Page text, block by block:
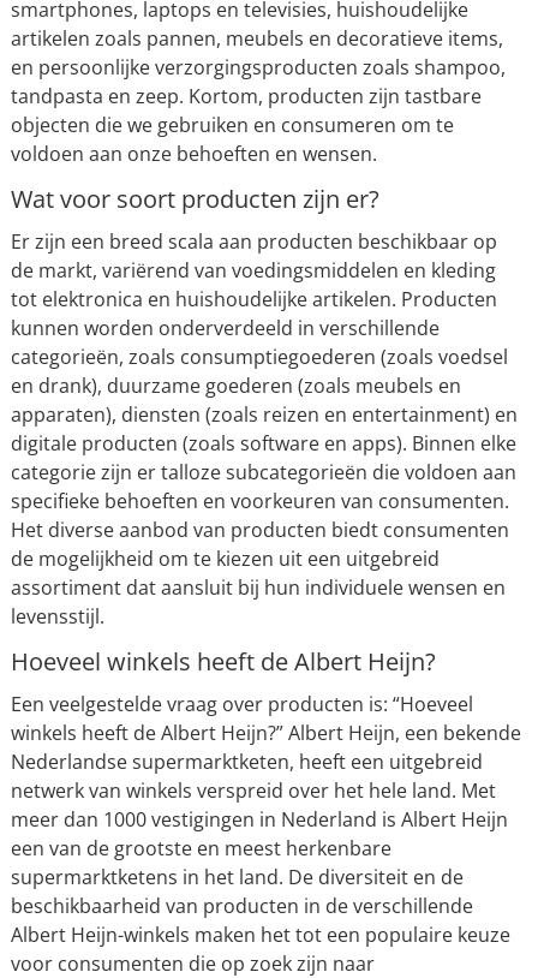
smartphones, laptops en televisies, huishoudelijke
artikelen zoals pannen, meubels en decoratieve items,
en persoonlijke verzorgingsproducten zoals shampoo,
tandpasta en zeep. Kortom, producten zijn tastbare
objecten die we gebruiken en consumeren om te
voldoen aan onze behoeften en wensen.
Wat voor soort producten zijn er?
Er zijn een breed scala aan producten beschikbaar op
de markt, variërend van voedingsmiddelen en kleding
tot elektronica en huishoudelijke artikelen. Producten
kunnen worden onderverdeeld in verschillende
categorieën, zoals consumptiegoederen (zoals voedsel
en drank), duurzame goederen (zoals meubels en
apparaten), diensten (zoals reizen en entertainment) en
digitale producten (zoals software en apps). Binnen elke
categorie zijn er talloze subcategorieën die voldoen aan
specifieke behoeften en voorkeuren van consumenten.
Het diverse aanbod van producten biedt consumenten
de mogelijkheid om te kiezen uit een uitgebreid
assortiment dat aansluit bij hun individuele wensen en
levensstijl.
Hoeveel winkels heeft de Albert Heijn?
Een veelgestelde vraag over producten is: “Hoeveel
winkels heeft de Albert Heijn?” Albert Heijn, een bekende
Nederlandse supermarktketen, heeft een uitgebreid
netwerk van winkels verspreid over het hele land. Met
meer dan 1000 vestigingen in Nederland is Albert Heijn
een van de grootste en meest herkenbare
supermarktketens in het land. De diversiteit en de
beschikbaarheid van producten in de verschillende
Albert Heijn-winkels maken het tot een populaire keuze
voor consumenten die op zoek zijn naar